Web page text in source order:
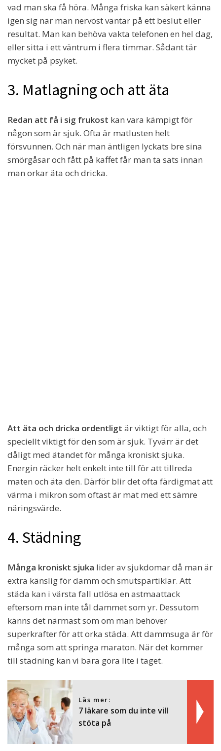
vad man ska få höra. Många friska kan säkert känna
igen sig när man nervöst väntar på ett beslut eller
resultat. Man kan behöva vakta telefonen en hel dag,
eller sitta i ett väntrum i flera timmar. Sådant tär
mycket på psyket.
3. Matlagning och att äta
Redan att få i sig frukost kan vara kämpigt för
någon som är sjuk. Ofta är matlusten helt
försvunnen. Och när man äntligen lyckats bre sina
smörgåsar och fått på kaffet får man ta sats innan
man orkar äta och dricka.
Att äta och dricka ordentligt är viktigt för alla, och
speciellt viktigt för den som är sjuk. Tyvärr är det
dåligt med ätandet för många kroniskt sjuka.
Energin räcker helt enkelt inte till för att tillreda
maten och äta den. Därför blir det ofta färdigmat att
värma i mikron som oftast är mat med ett sämre
näringsvärde.
4. Städning
Många kroniskt sjuka lider av sjukdomar då man är
extra känslig för damm och smutspartiklar. Att
städa kan i värsta fall utlösa en astmaattack
eftersom man inte tål dammet som yr. Dessutom
känns det närmast som om man behöver
superkrafter för att orka städa. Att dammsuga är för
många som att springa maraton. När det kommer
till städning kan vi bara göra lite i taget.
Läs mer:
7 läkare som du inte vill
stöta på